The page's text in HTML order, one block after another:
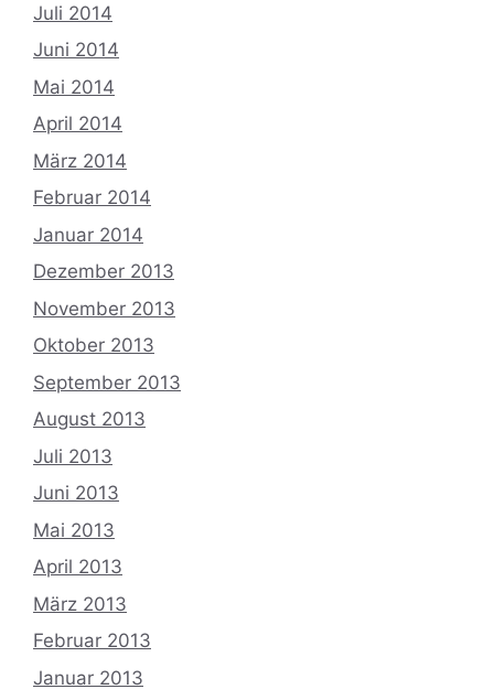
Juli 2014
Juni 2014
Mai 2014
April 2014
März 2014
Februar 2014
Januar 2014
Dezember 2013
November 2013
Oktober 2013
September 2013
August 2013
Juli 2013
Juni 2013
Mai 2013
April 2013
März 2013
Februar 2013
Januar 2013